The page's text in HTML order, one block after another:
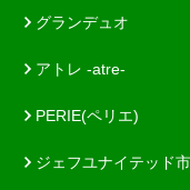
グランデュオ
アトレ -atre-
PERIE(ペリエ)
ジェフユナイテッド